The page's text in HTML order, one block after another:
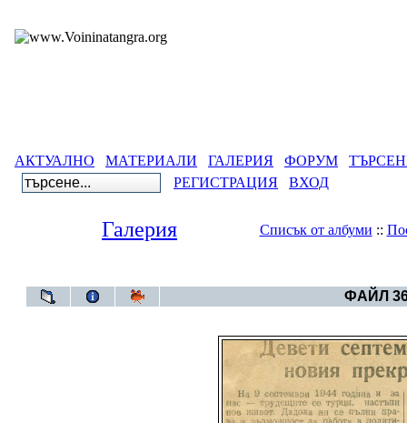
АКТУАЛНО МАТЕРИАЛИ ГАЛЕРИЯ ФОРУМ
РЕГИСТРАЦИЯ
ВХОД
Галерия Списък от албуми ::
ФАЙЛ